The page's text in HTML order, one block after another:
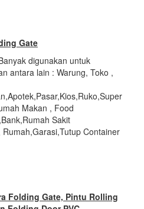
Gate
digunakan untuk
antara lain : Warung, Toko ,
Makan , Food
Sakit
Container
Folding Gate, Pintu Rolling